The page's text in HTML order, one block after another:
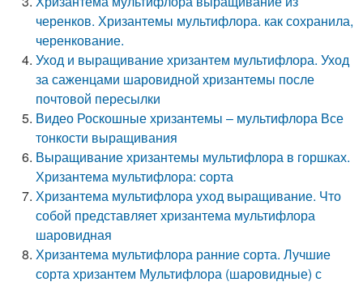
черенков. Хризантемы мультифлора. как сохранила,
черенкование.
Уход и выращивание хризантем мультифлора. Уход
за саженцами шаровидной хризантемы после
почтовой пересылки
Видео Роскошные хризантемы – мультифлора Все
тонкости выращивания
Выращивание хризантемы мультифлора в горшках.
Хризантема мультифлора: сорта
Хризантема мультифлора уход выращивание. Что
собой представляет хризантема мультифлора
шаровидная
Хризантема мультифлора ранние сорта. Лучшие
сорта хризантем Мультифлора (шаровидные) с